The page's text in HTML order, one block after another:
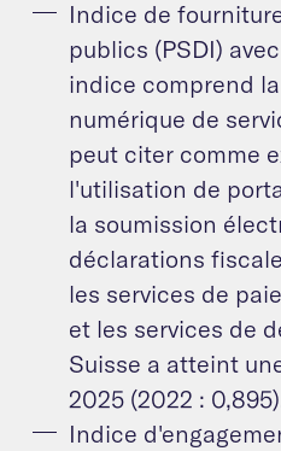
Indice de
publics (PSDI)
indice comprend
numérique de
peut citer comme
l'utilisation de
la soumission
déclarations
les services de
et les services de
Suisse a atteint
2025 (2022 :
Indice